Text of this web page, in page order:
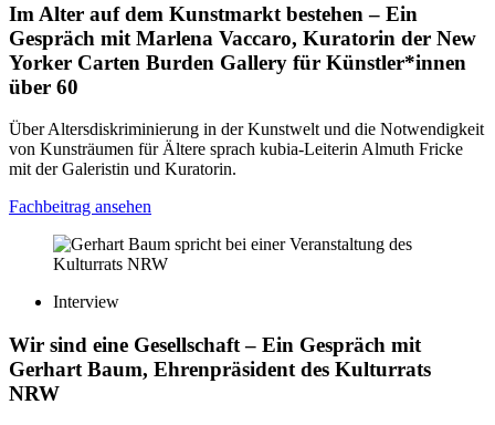
Im Alter auf dem Kunstmarkt bestehen– Ein
Gespräch mit Marlena Vaccaro, Kuratorin der New
Yorker Carten Burden Gallery für Künstler*innen
über 60
Über Altersdiskriminierung in der Kunstwelt und die Notwendigkeit
von Kunsträumen für Ältere sprach kubia-Leiterin Almuth Fricke
mit der Galeristin und Kuratorin.
Fachbeitrag ansehen
Interview
Wir sind eine Gesellschaft– Ein Gespräch mit
Gerhart Baum, Ehrenpräsident des Kulturrats
NRW